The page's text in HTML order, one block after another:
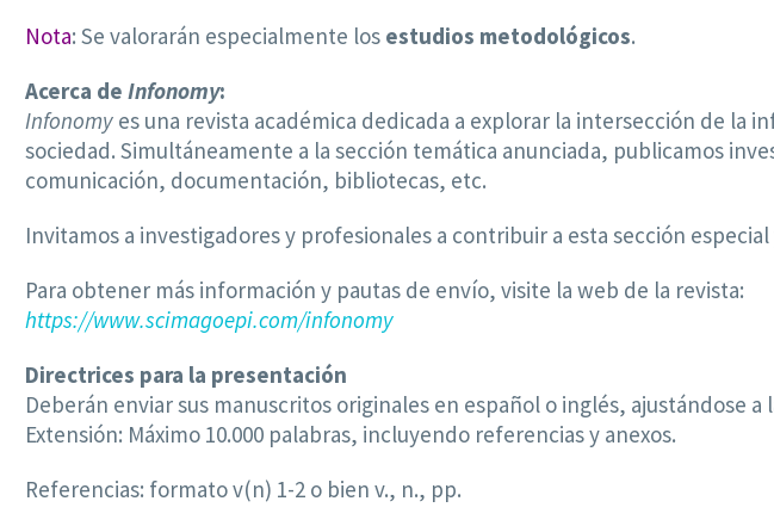
Nota: Se valorarán especialmente los estudios metodológicos.
Acerca de Infonomy:
Infonomy es una revista académica dedicada a explorar la intersección de la
sociedad. Simultáneamente a la sección temática anunciada, publicamos
comunicación, documentación, bibliotecas, etc.
Invitamos a investigadores y profesionales a contribuir a esta sección
Para obtener más información y pautas de envío, visite la web de la revista:
https://www.scimagoepi.com/infonomy
Directrices para la presentación
Deberán enviar sus manuscritos originales en español o inglés, ajustándose a
Extensión: Máximo 10.000 palabras, incluyendo referencias y anexos.
Referencias: formato v(n) 1-2 o bien v., n., pp.